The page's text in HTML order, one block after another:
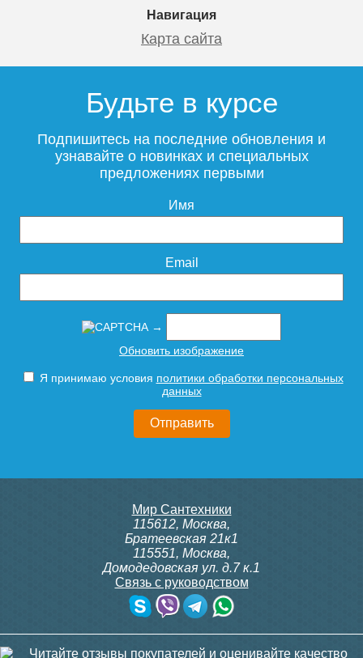
Навигация
Карта сайта
Будьте в курсе
Подпишитесь на последние обновления и
узнавайте о новинках и специальных
предложениях первыми
Имя
Email
→
Обновить изображение
Я принимаю условия политики обработки персональных
данных
Мир Сантехники
115612, Москва,
Братеевская 21к1
115551, Москва,
Домодедовская ул. д.7 к.1
Связь с руководством